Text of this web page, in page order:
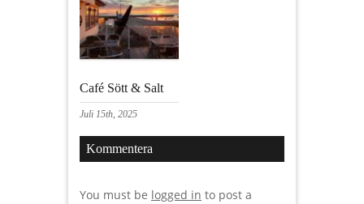
Café Sött & Salt
Juli 15th, 2025
Kommentera
You must be logged in to post a